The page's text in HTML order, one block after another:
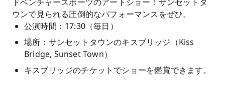
ウンで見られる圧倒的なパフォーマンスをぜひ。
公演時間：17:30（毎日）
場所：サンセットタウンのキスブリッジ（Kiss
Bridge, Sunset Town）
キスブリッジのチケットでショーを鑑賞できます。